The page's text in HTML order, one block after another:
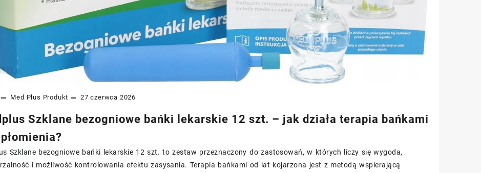
Med Plus Produkt 27 czerwca 2026
Szklane bezogniowe bańki lekarskie 12 szt. – jak działa terapia bańkami
Szklane bezogniowe bańki lekarskie 12 szt. to zestaw przeznaczony do zastosowań, w których liczy się wygoda,
i możliwość kontrolowania efektu zasysania. Terapia bańkami od lat kojarzona jest z metodą wspierającą